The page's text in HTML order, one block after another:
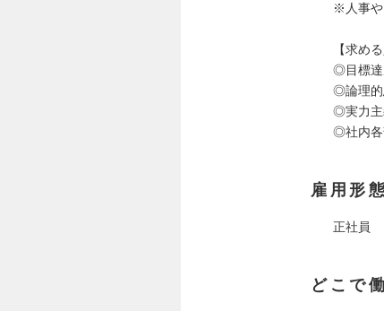
※人事や
【求め
◎目標達
◎論理的
◎実力主
◎社内各
雇用形
正社員
どこで